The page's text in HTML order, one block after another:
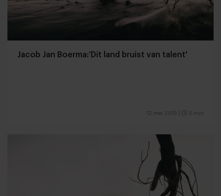
Jacob Jan Boerma:‘Dit land bruist van talent'
12 mei 2015 3 min